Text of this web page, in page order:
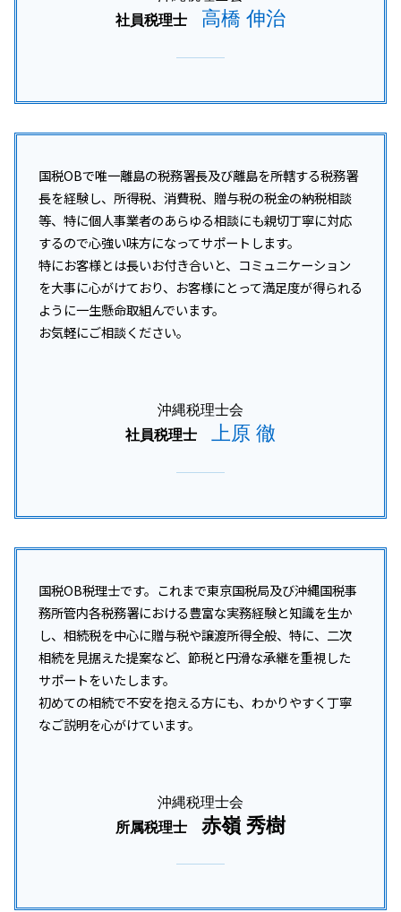
社員税理士
高橋 伸治
国税OBで唯一離島の税務署長及び離島を所轄する税務署
長を経験し、所得税、消費税、贈与税の税金の納税相談
等、特に個人事業者のあらゆる相談にも親切丁寧に対応
するので心強い味方になってサポートします。
特にお客様とは長いお付き合いと、コミュニケーション
を大事に心がけており、お客様にとって満足度が得られる
ように一生懸命取組んでいます。
お気軽にご相談ください。
沖縄税理士会
社員税理士
上原 徹
国税OB税理士です。これまで東京国税局及び沖縄国税事
務所管内各税務署における豊富な実務経験と知識を生か
し、相続税を中心に贈与税や譲渡所得全般、特に、二次
相続を見据えた提案など、節税と円滑な承継を重視した
サポートをいたします。
初めての相続で不安を抱える方にも、わかりやすく丁寧
なご説明を心がけています。
沖縄税理士会
所属税理士
赤嶺 秀樹